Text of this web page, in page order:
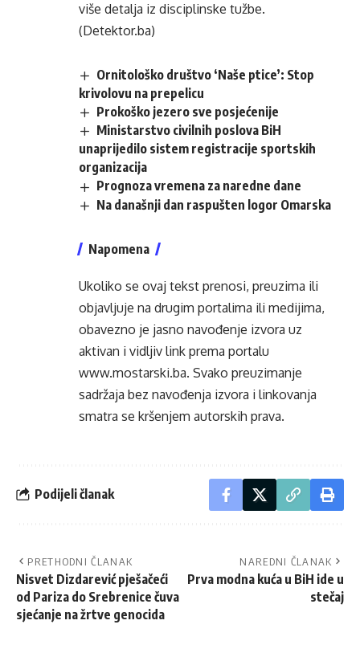
više detalja iz disciplinske tužbe.
(Detektor.ba)
Ornitološko društvo ‘Naše ptice’: Stop
krivolovu na prepelicu
Prokoško jezero sve posjećenije
Ministarstvo civilnih poslova BiH
unaprijedilo sistem registracije sportskih
organizacija
Prognoza vremena za naredne dane
Na današnji dan raspušten logor Omarska
Napomena
Ukoliko se ovaj tekst prenosi, preuzima ili
objavljuje na drugim portalima ili medijima,
obavezno je jasno navođenje izvora uz
aktivan i vidljiv link prema portalu
www.mostarski.ba. Svako preuzimanje
sadržaja bez navođenja izvora i linkovanja
smatra se kršenjem autorskih prava.
Podijeli članak
PRETHODNI ČLANAK
Nisvet Dizdarević pješačeći
od Pariza do Srebrenice čuva
sjećanje na žrtve genocida
NAREDNI ČLANAK
Prva modna kuća u BiH ide u
stečaj